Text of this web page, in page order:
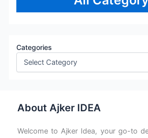
Categories
About Ajker IDEA
Welcome to Ajker Idea, your go-to